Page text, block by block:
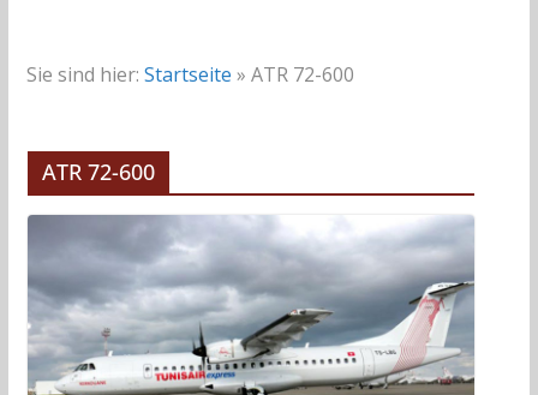
Sie sind hier: Startseite » ATR 72-600
ATR 72-600